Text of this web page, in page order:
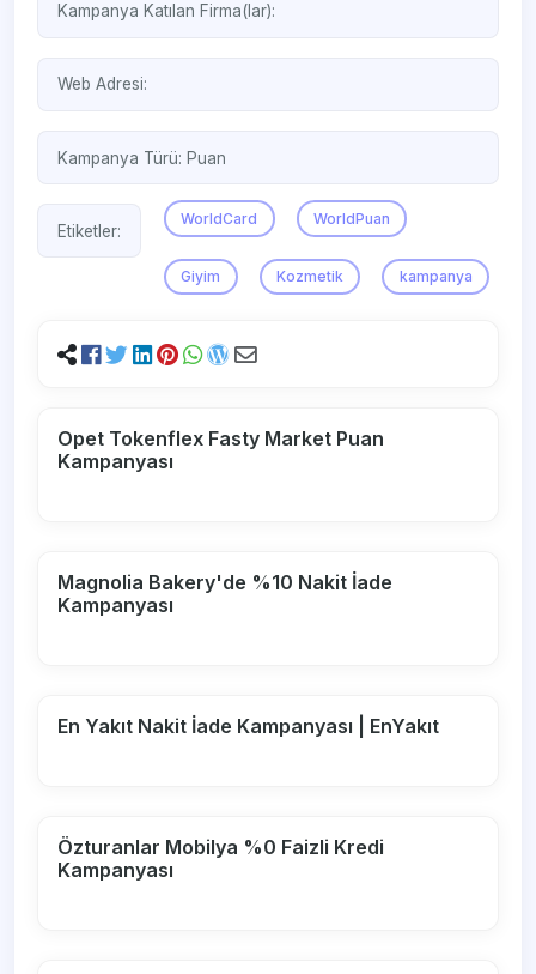
Kampanya Katılan Firma(lar):
Web Adresi:
Kampanya Türü: Puan
Etiketler:
WorldCard WorldPuan
Giyim Kozmetik kampanya
Opet Tokenflex Fasty Market Puan
Kampanyası
Magnolia Bakery'de %10 Nakit İade
Kampanyası
En Yakıt Nakit İade Kampanyası | EnYakıt
Özturanlar Mobilya %0 Faizli Kredi
Kampanyası